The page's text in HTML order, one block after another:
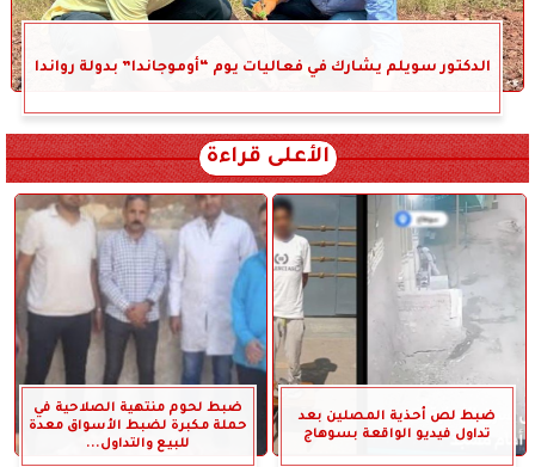
الدكتور سويلم يشارك في فعاليات يوم “أوموجاندا” بدولة رواندا
الأعلى قراءة
ضبط لص أحذية المصلين بعد
تداول فيديو الواقعة بسوهاج
ضبط لحوم منتهية الصلاحية في
حملة مكبرة لضبط الأسواق معدة
للبيع والتداول...